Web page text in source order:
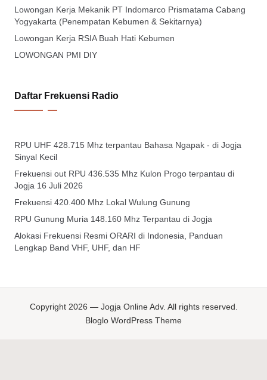
Lowongan Kerja Mekanik PT Indomarco Prismatama Cabang
Yogyakarta (Penempatan Kebumen & Sekitarnya)
Lowongan Kerja RSIA Buah Hati Kebumen
LOWONGAN PMI DIY
Daftar Frekuensi Radio
RPU UHF 428.715 Mhz terpantau Bahasa Ngapak - di Jogja
Sinyal Kecil
Frekuensi out RPU 436.535 Mhz Kulon Progo terpantau di
Jogja 16 Juli 2026
Frekuensi 420.400 Mhz Lokal Wulung Gunung
RPU Gunung Muria 148.160 Mhz Terpantau di Jogja
Alokasi Frekuensi Resmi ORARI di Indonesia, Panduan
Lengkap Band VHF, UHF, dan HF
Copyright 2026 — Jogja Online Adv. All rights reserved.
Bloglo WordPress Theme